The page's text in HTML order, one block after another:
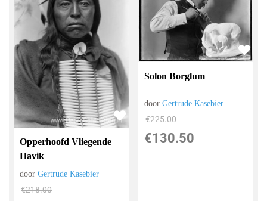
Opperhoofd Vliegende
Havik
doorGertrude Kasebier
€218.00
Solon Borglum
doorGertrude Kasebier
€225.00
€130.50